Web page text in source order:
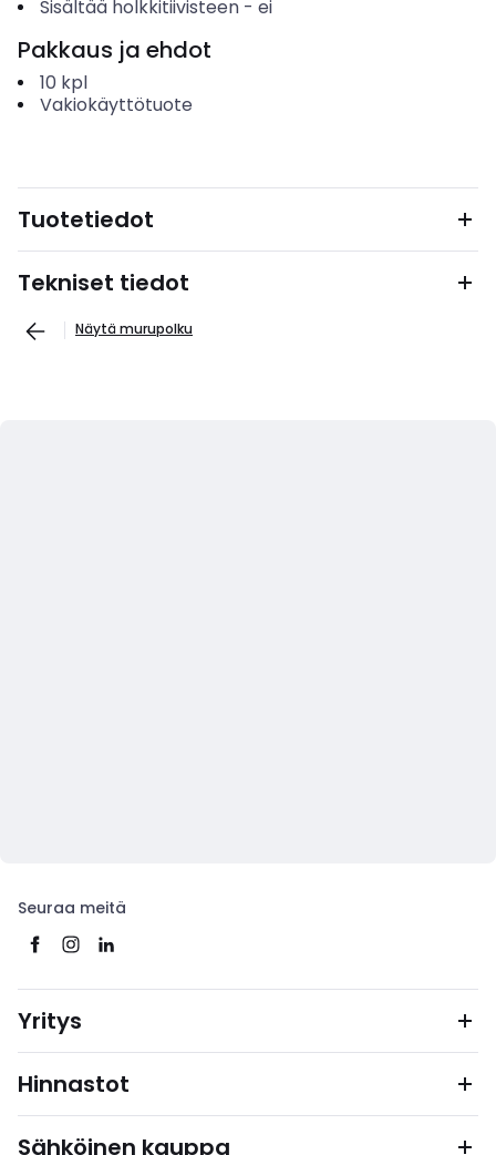
Sisältää holkkitiivisteen- ei
Pakkaus ja ehdot
10 kpl
Vakiokäyttötuote
Tuotetiedot
Tekniset tiedot
Näytä murupolku
Seuraa meitä
Yritys
Hinnastot
Sähköinen kauppa